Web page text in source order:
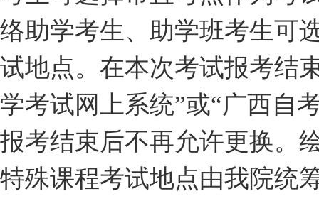
络助学考生、助学班考生可
试地点。在本次考试报考结
学考试网上系统”或“广西自
报考结束后不再允许更换。
特殊课程考试地点由我院统